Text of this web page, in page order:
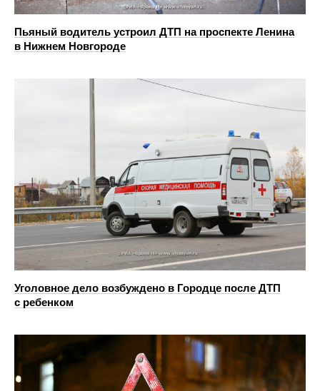
Пьяный водитель устроил ДТП на проспекте Ленина
в Нижнем Новгороде
Уголовное дело возбуждено в Городце после ДТП
с ребенком